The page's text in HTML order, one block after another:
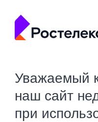
Уважаемый
наш сайт
при